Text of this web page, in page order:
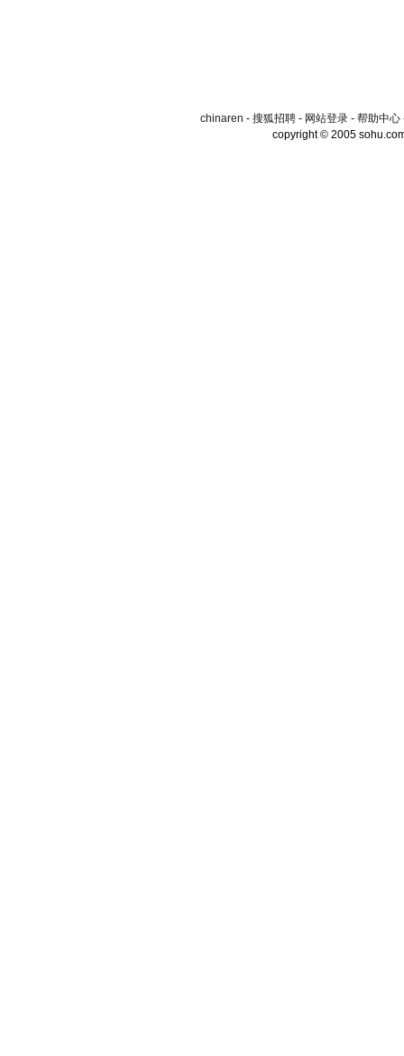
chinaren - 搜狐招聘- 网站登录- 帮助中心
copyright © 2005